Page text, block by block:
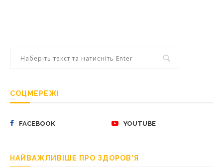
СОЦМЕРЕЖІ
FACEBOOK YOUTUBE
НАЙВАЖЛИВІШЕ ПРО ЗДОРОВ’Я